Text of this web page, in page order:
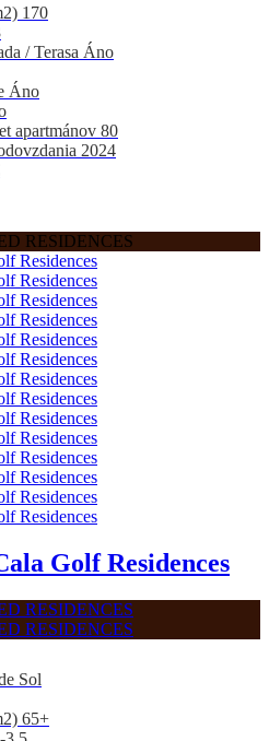
170
Áno
Áno
80
2024
RESIDENCES
Golf Residences
RESIDENCES
RESIDENCES
Sol
65+